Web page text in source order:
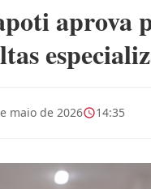
aprova
maio de 2026 14:35